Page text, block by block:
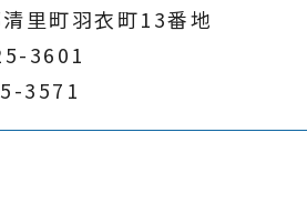
里町羽衣町13番地
3601
3571